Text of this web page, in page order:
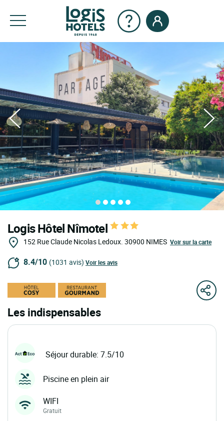
Logis Hôtel Nîmotel
152 Rue Claude Nicolas Ledoux. 30900 NIMES Voir sur la carte
8.4/10 (1031 avis) Voir les avis
Les indispensables
Séjour durable: 7.5/10
Piscine en plein air
WIFI
Gratuit